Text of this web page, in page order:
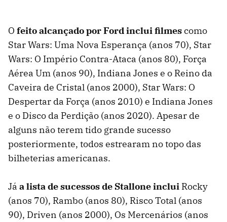
O feito alcançado por Ford inclui filmescomo
Star Wars: Uma Nova Esperança (anos 70), Star
Wars: O Império Contra-Ataca (anos 80), Força
Aérea Um (anos 90), Indiana Jones e o Reino da
Caveira de Cristal (anos 2000), Star Wars: O
Despertar da Força (anos 2010) e Indiana Jones
e o Disco da Perdição (anos 2020). Apesar de
alguns não terem tido grande sucesso
posteriormente, todos estrearam no topo das
bilheterias americanas.
Já a lista de sucessos de Stallone inclui Rocky
(anos 70), Rambo (anos 80), Risco Total (anos
90), Driven (anos 2000), Os Mercenários (anos